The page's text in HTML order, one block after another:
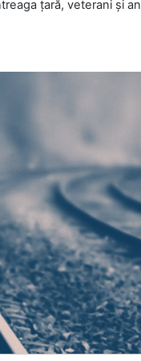
țară, veterani și